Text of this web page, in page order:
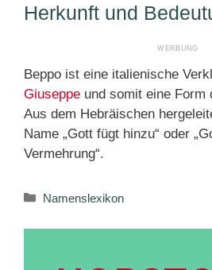
Herkunft und
Beppo ist eine italienische
Giuseppe und somit eine Form
Aus dem Hebräischen
Name „Gott fügt hinzu“ oder
Vermehrung“.
Kategorien
Namenslexikon